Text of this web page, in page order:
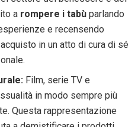
a rompere i tabù parlando
e recensendo
in un atto di cura di sé
Film, serie TV e
in modo sempre più
Questa rappresentazione